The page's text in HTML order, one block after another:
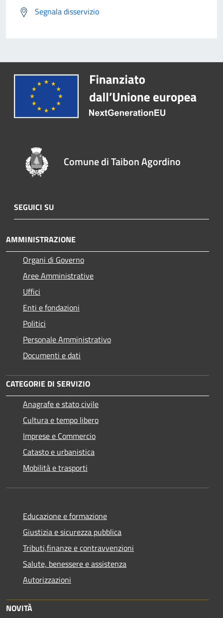
Segnala disservizio
Comune di Taibon Agordino
SEGUICI SU
AMMINISTRAZIONE
Organi di Governo
Aree Amministrative
Uffici
Enti e fondazioni
Politici
Personale Amministrativo
Documenti e dati
CATEGORIE DI SERVIZIO
Anagrafe e stato civile
Cultura e tempo libero
Imprese e Commercio
Catasto e urbanistica
Mobilità e trasporti
Educazione e formazione
Giustizia e sicurezza pubblica
Tributi,finanze e contravvenzioni
Salute, benessere e assistenza
Autorizzazioni
NOVITÀ